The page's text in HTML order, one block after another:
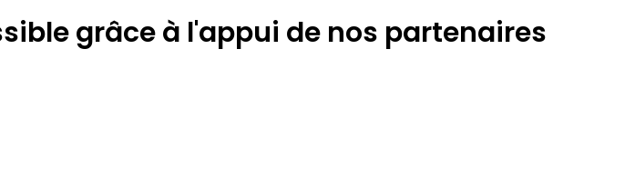
grâce à l'appui de nos partenaires